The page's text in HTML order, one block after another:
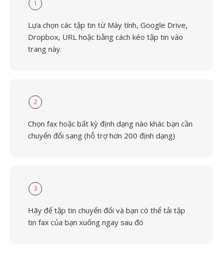
1
Lựa chọn các tập tin từ Máy tính, Google Drive,
Dropbox, URL hoặc bằng cách kéo tập tin vào
trang này.
2
Chọn fax hoặc bất kỳ định dạng nào khác bạn cần
chuyển đổi sang (hỗ trợ hơn 200 định dạng)
3
Hãy để tập tin chuyển đổi và bạn có thể tải tập
tin fax của bạn xuống ngay sau đó